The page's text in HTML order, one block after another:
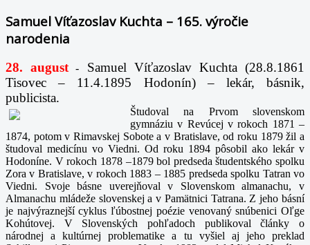
Samuel Víťazoslav Kuchta – 165. výročie
narodenia
28. august -
Samuel Víťazoslav Kuchta (28.8.1861
Tisovec – 11.4.1895 Hodonín) – lekár, básnik,
publicista.
Študoval na Prvom slovenskom
gymnáziu v Revúcej v rokoch 1871 –
1874, potom v Rimavskej Sobote a v Bratislave, od roku 1879 žil a
študoval medicínu vo Viedni. Od roku 1894 pôsobil ako lekár v
Hodoníne. V rokoch 1878 –1879 bol predseda študentského spolku
Zora v Bratislave, v rokoch 1883 – 1885 predseda spolku Tatran vo
Viedni. Svoje básne uverejňoval v Slovenskom almanachu, v
Almanachu mládeže slovenskej a v Pamätnici Tatrana. Z jeho básní
je najvýraznejší cyklus ľúbostnej poézie venovaný snúbenici Oľge
Kohútovej. V Slovenských pohľadoch publikoval články o
národnej a kultúrnej problematike a tu vyšiel aj jeho preklad